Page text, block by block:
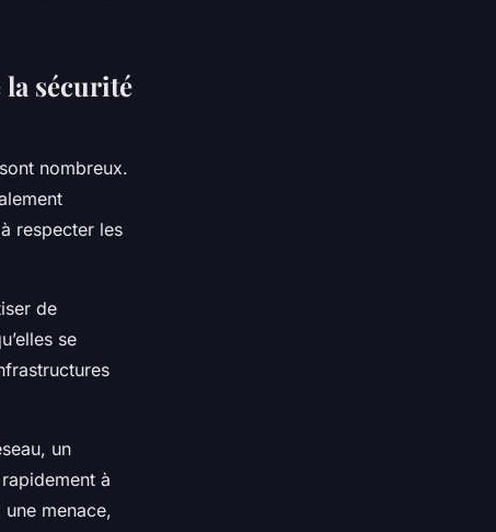
la sécurité
nombreux.
respecter les
de
se
un
à
menace,